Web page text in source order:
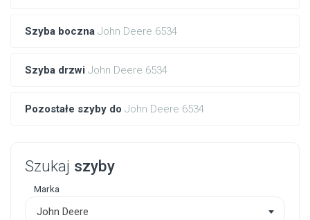
Szyba boczna John Deere 6534
Szyba drzwi John Deere 6534
Pozostałe szyby do John Deere 6534
Szukaj szyby
Marka
John Deere